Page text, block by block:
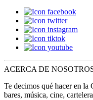
ACERCA DE
Te decimos qué hacer en
bares, música, cine,